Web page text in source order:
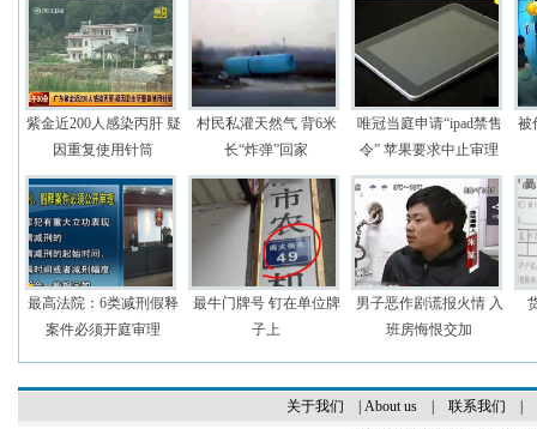
紫金近200人感染丙肝 疑
因重复使用针筒
村民私灌天然气 背6米
长“炸弹”回家
唯冠当庭申请“ipad禁售
令” 苹果要求中止审理
被
最高法院：6类减刑假释
案件必须开庭审理
最牛门牌号 钉在单位牌
子上
男子恶作剧谎报火情 入
班房悔恨交加
关于我们 About us| 联系我们